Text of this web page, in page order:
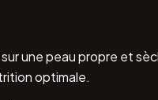
une peau propre et
optimale.